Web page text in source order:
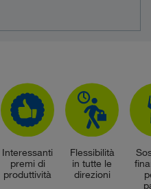
Interessanti
premi di
produttività
Flessibilità
in tutte le
direzioni